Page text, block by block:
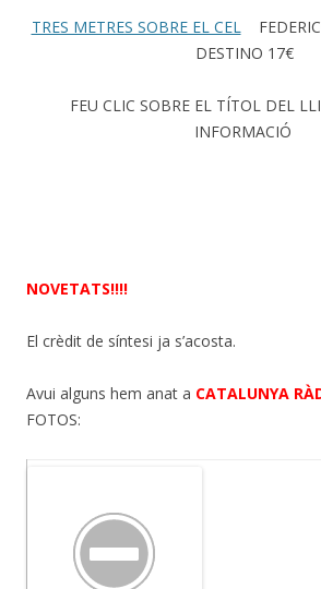
TRES METRES SOBRE EL CEL
DESTINO 17€
FEU CLIC SOBRE EL TÍTOL DEL
INFORMACIÓ
NOVETATS!!!!
El crèdit de síntesi ja s’acosta.
Avui alguns hem anat a CATALUNYA
FOTOS: